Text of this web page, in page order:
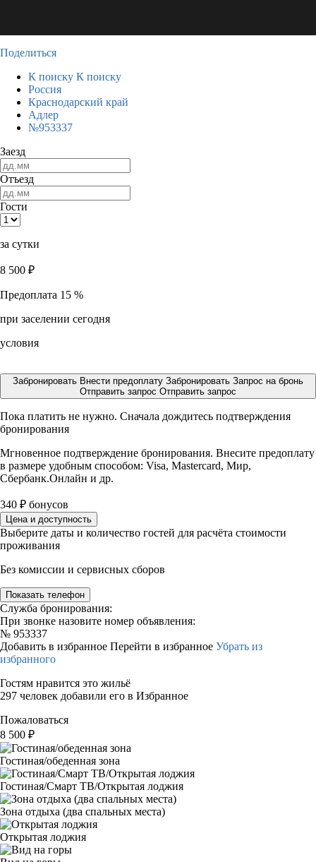
Поделиться
К поиску К поиску
Россия
Краснодарский край
Адлер
№953337
Заезд
Отъезд
Гости
за сутки
8 500 ₽
Предоплата 15 %
при заселении сегодня
условия
Забронировать Внести предоплату Забронировать Запрос на бронь
Отправить запрос Отправить запрос
Пока платить не нужно. Сначала дождитесь подтверждения
бронирования
Мгновенное подтверждение бронирования. Внесите предоплату
в размере удобным способом: Visa, Mastercard, Мир,
Сбербанк.Онлайн и др.
340 ₽ бонусов
Цена и доступность
Выберите даты и количество гостей для расчёта стоимости
проживания
Без комиссии и сервисных сборов
Показать телефон
Служба бронирования:
При звонке назовите номер объявления:
№ 953337
Добавить в избранное Перейти в избранное Убрать из
избранного
Гостям нравится это жильё
297 человек добавили его в Избранное
Пожаловаться
8 500 ₽
Гостиная/обеденная зона
Гостиная/Смарт ТВ/Открытая лоджия
Зона отдыха (два спальных места)
Открытая лоджия